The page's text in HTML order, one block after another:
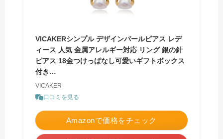
VICAKERシンプル デザインパールピアス レデ
ィース 人気 金属アレルギー対応 リング 銀の針
ピアス 18金つけっぱなし可愛いギフトボックス
付き…
VICAKER
口コミを見る
Amazonで価格をチェック